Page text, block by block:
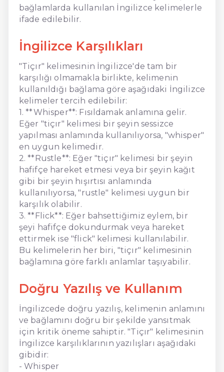
bağlamlarda kullanılan İngilizce kelimelerle
ifade edilebilir.
İngilizce Karşılıkları
"Tiçır" kelimesinin İngilizce'de tam bir
karşılığı olmamakla birlikte, kelimenin
kullanıldığı bağlama göre aşağıdaki İngilizce
kelimeler tercih edilebilir:
1. **Whisper**: Fısıldamak anlamına gelir.
Eğer "tiçır" kelimesi bir şeyin sessizce
yapılması anlamında kullanılıyorsa, "whisper"
en uygun kelimedir.
2. **Rustle**: Eğer "tiçır" kelimesi bir şeyin
hafifçe hareket etmesi veya bir şeyin kağıt
gibi bir şeyin hışırtısı anlamında
kullanılıyorsa, "rustle" kelimesi uygun bir
karşılık olabilir.
3. **Flick**: Eğer bahsettiğimiz eylem, bir
şeyi hafifçe dokundurmak veya hareket
ettirmek ise "flick" kelimesi kullanılabilir.
Bu kelimelerin her biri, "tiçır" kelimesinin
bağlamına göre farklı anlamlar taşıyabilir.
Doğru Yazılış ve Kullanım
İngilizcede doğru yazılış, kelimenin anlamını
ve bağlamını doğru bir şekilde yansıtmak
için kritik öneme sahiptir. "Tiçır" kelimesinin
İngilizce karşılıklarının yazılışları aşağıdaki
gibidir:
- Whisper